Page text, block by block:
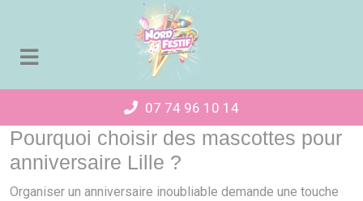
07 74 96 10 14
Pourquoi choisir des mascottes pour
anniversaire Lille ?
Organiser un anniversaire inoubliable demande une touche
Panneau de gestion des cookies